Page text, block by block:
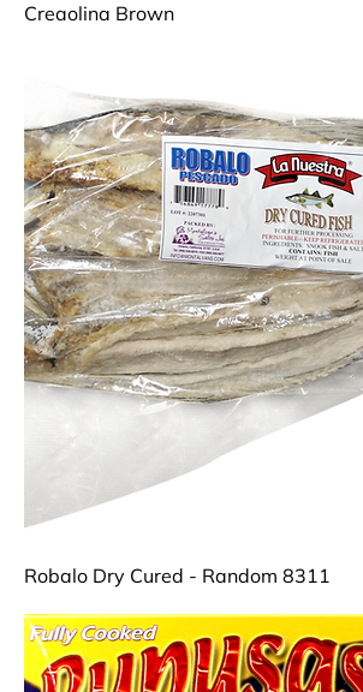
Creaolina Brown
Robalo Dry Cured - Random 8311